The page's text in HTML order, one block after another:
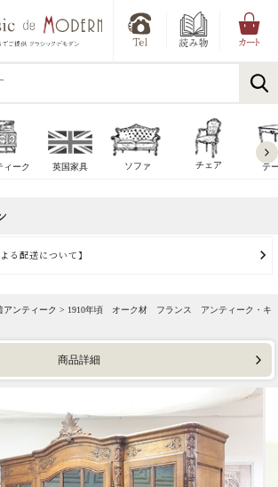
ィーク 英国家具 ソファ チェア テ
アンティーク > 1910年頃 オーク材 フランス アンティーク・キ
商品詳細